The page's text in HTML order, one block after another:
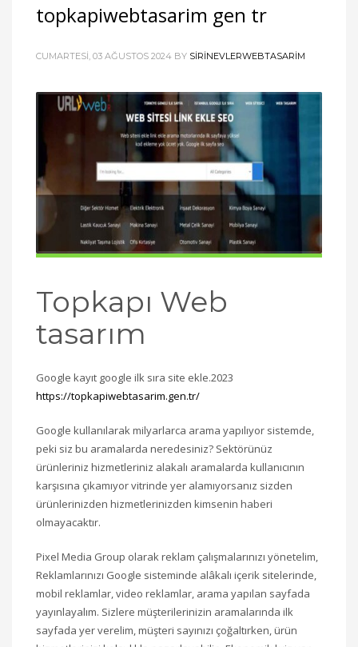
topkapiwebtasarim gen tr
CUMARTESI, 03 AĞUSTOS 2024 BY SIRINEVLERWEBTASARIM
Topkapı Web
tasarım
Google kayıt google ilk sıra site ekle.2023
https://topkapiwebtasarim.gen.tr/
Google kullanılarak milyarlarca arama yapılıyor sistemde,
peki siz bu aramalarda neredesiniz? Sektörünüz
ürünleriniz hizmetleriniz alakalı aramalarda kullanıcının
karşısına çıkamıyor vitrinde yer alamıyorsanız sizden
ürünlerinizden hizmetlerinizden kimsenin haberi
olmayacaktır.
Pixel Media Group olarak reklam çalışmalarınızı yönetelim,
Reklamlarınızı Google sisteminde alâkalı içerik sitelerinde,
mobil reklamlar, video reklamlar, arama yapılan sayfada
yayınlayalım. Sizlere müşterilerinizin aramalarında ilk
sayfada yer verelim, müşteri sayınızı çoğaltırken, ürün